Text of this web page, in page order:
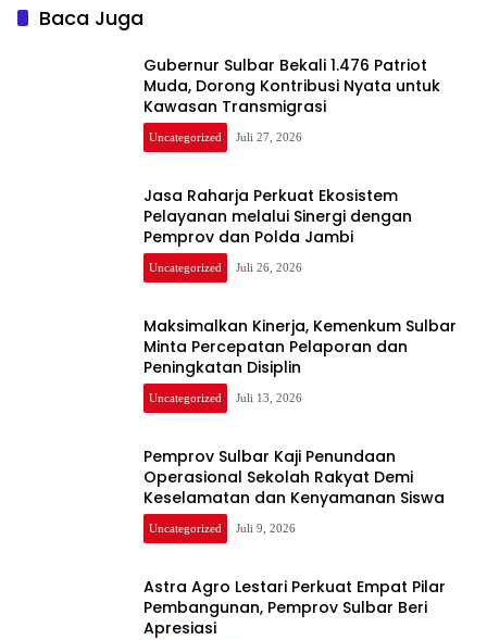
Baca Juga
Gubernur Sulbar Bekali 1.476 Patriot
Muda, Dorong Kontribusi Nyata untuk
Kawasan Transmigrasi
Uncategorized Juli 27, 2026
Jasa Raharja Perkuat Ekosistem
Pelayanan melalui Sinergi dengan
Pemprov dan Polda Jambi
Uncategorized Juli 26, 2026
Maksimalkan Kinerja, Kemenkum Sulbar
Minta Percepatan Pelaporan dan
Peningkatan Disiplin
Uncategorized Juli 13, 2026
Pemprov Sulbar Kaji Penundaan
Operasional Sekolah Rakyat Demi
Keselamatan dan Kenyamanan Siswa
Uncategorized Juli 9, 2026
Astra Agro Lestari Perkuat Empat Pilar
Pembangunan, Pemprov Sulbar Beri
Apresiasi